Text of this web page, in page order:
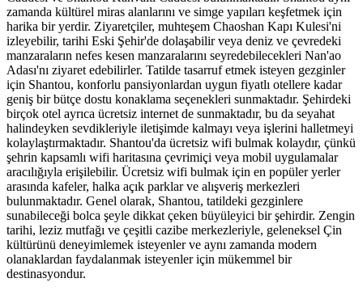
zamanda kültürel miras alanlarını ve simge yapıları keşfetmek için
harika bir yerdir. Ziyaretçiler, muhteşem Chaoshan Kapı Kulesi'ni
izleyebilir, tarihi Eski Şehir'de dolaşabilir veya deniz ve çevredeki
manzaraların nefes kesen manzaralarını seyredebilecekleri Nan'ao
Adası'nı ziyaret edebilirler. Tatilde tasarruf etmek isteyen gezginler
için Shantou, konforlu pansiyonlardan uygun fiyatlı otellere kadar
geniş bir bütçe dostu konaklama seçenekleri sunmaktadır. Şehirdeki
birçok otel ayrıca ücretsiz internet de sunmaktadır, bu da seyahat
halindeyken sevdikleriyle iletişimde kalmayı veya işlerini halletmeyi
kolaylaştırmaktadır. Shantou'da ücretsiz wifi bulmak kolaydır, çünkü
şehrin kapsamlı wifi haritasına çevrimiçi veya mobil uygulamalar
aracılığıyla erişilebilir. Ücretsiz wifi bulmak için en popüler yerler
arasında kafeler, halka açık parklar ve alışveriş merkezleri
bulunmaktadır. Genel olarak, Shantou, tatildeki gezginlere
sunabileceği bolca şeyle dikkat çeken büyüleyici bir şehirdir. Zengin
tarihi, leziz mutfağı ve çeşitli cazibe merkezleriyle, geleneksel Çin
kültürünü deneyimlemek isteyenler ve aynı zamanda modern
olanaklardan faydalanmak isteyenler için mükemmel bir
destinasyondur.